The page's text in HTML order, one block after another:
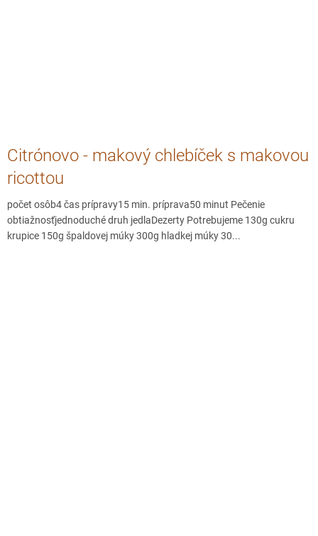
Citrónovo - makový chlebíček s makovou
ricottou
počet osôb4 čas prípravy15 min. príprava50 minut Pečenie
obtiažnosťjednoduché druh jedlaDezerty Potrebujeme 130g cukru
krupice 150g špaldovej múky 300g hladkej múky 30...